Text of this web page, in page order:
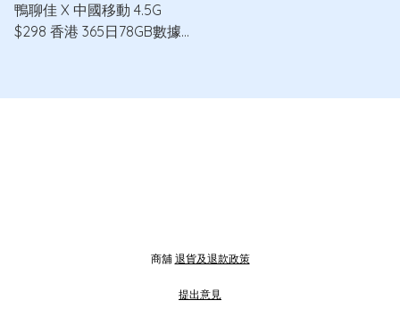
鴨聊佳 X 中國移動 4.5G
$298 香港 365日78GB數據
商舖 退貨及退款政策
提出意見